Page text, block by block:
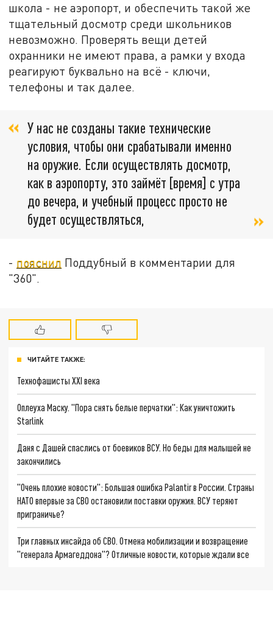
школа - не аэропорт, и обеспечить такой же
тщательный досмотр среди школьников
невозможно. Проверять вещи детей
охранники не имеют права, а рамки у входа
реагируют буквально на всё - ключи,
телефоны и так далее.
У нас не созданы такие технические
условия, чтобы они срабатывали именно
на оружие. Если осуществлять досмотр,
как в аэропорту, это займёт [время] c утра
до вечера, и учебный процесс просто не
будет осуществляться,
- пояснил Поддубный в комментарии для
"360".
ЧИТАЙТЕ ТАКЖЕ:
Технофашисты XXI века
Оплеуха Маску. "Пора снять белые перчатки": Как уничтожить
Starlink
Даня с Дашей спаслись от боевиков ВСУ. Но беды для малышей не
закончились
"Очень плохие новости": Большая ошибка Palantir в России. Страны
НАТО впервые за СВО остановили поставки оружия. ВСУ теряют
приграничье?
Три главных инсайда об СВО. Отмена мобилизации и возвращение
"генерала Армагеддона"? Отличные новости, которые ждали все